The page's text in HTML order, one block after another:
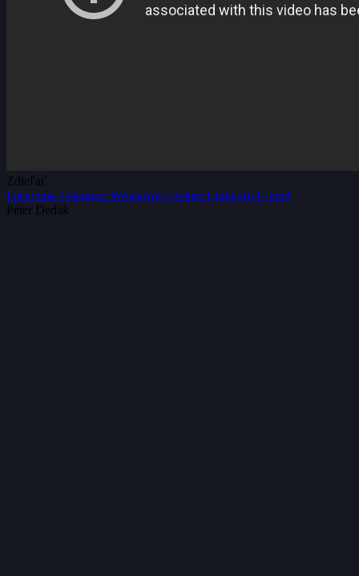
Zdieľať
Facebook Telegram WhatsApp Twitter LinkedIn E-mail
Peter Dedák